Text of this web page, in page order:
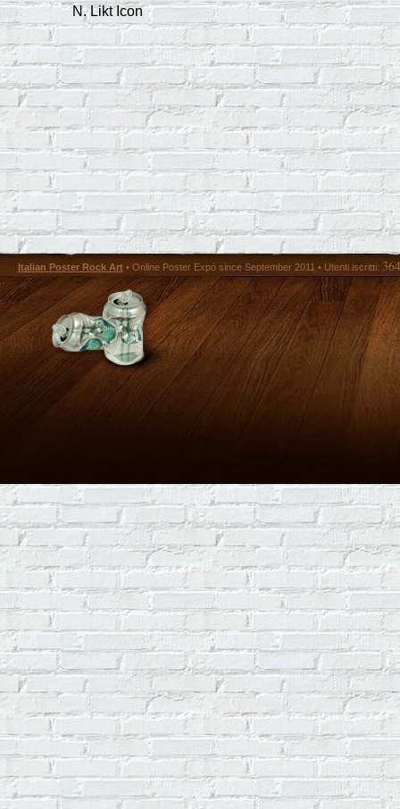
N. Likt Icon
Italian Poster Rock Art • Online Poster Expó since September 2011 • Utenti iscritti: 364